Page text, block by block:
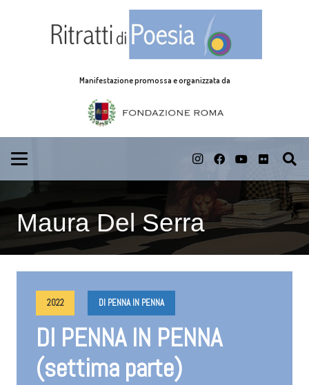
Manifestazione promossa e organizzata da
Maura Del Serra
2022 DI PENNA IN PENNA
DI PENNA IN PENNA
(settima parte)